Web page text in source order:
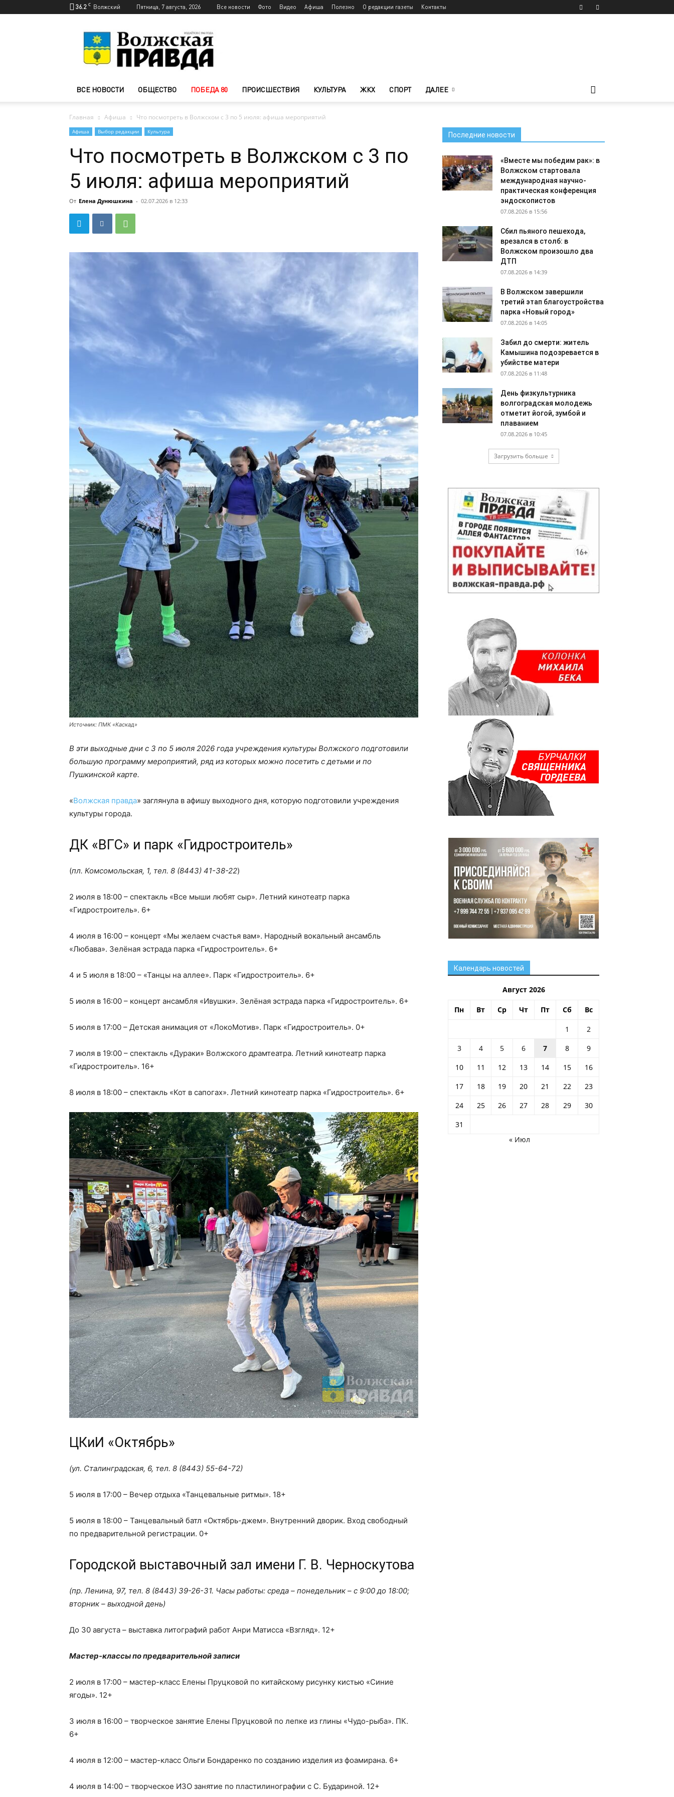
36.2 C Волжский Пятница, 7 августа, 2026 Все новости Фото Видео Афиша Полезно О редакции газеты Контакты
Волжского
—
Волжская
ВСЕ НОВОСТИ ОБЩЕСТВО ПОБЕДА 80 ПРОИСШЕСТВИЯ КУЛЬТУРА ЖКХ СПОРТ ДАЛЕЕ
Главная Афиша Что посмотреть в Волжском с 3 по 5 июля: афиша мероприятий
Афиша Выбор редакции Культура
Что посмотреть в Волжском с 3 по
5 июля: афиша мероприятий
От Елена Дунюшкина - 02.07.2026 в 12:33
Источник: ПМК «Каскад»
В эти выходные дни с 3 по 5 июля 2026 года учреждения культуры Волжского подготовили
большую программу мероприятий, ряд из которых можно посетить с детьми и по
Пушкинской карте.
«Волжская правда» заглянула в афишу выходного дня, которую подготовили учреждения
культуры города.
ДК «ВГС» и парк «Гидростроитель»
(пл. Комсомольская, 1, тел. 8 (8443) 41-38-22)
2 июля в 18:00 – спектакль «Все мыши любят сыр». Летний кинотеатр парка
«Гидростроитель». 6+
4 июля в 16:00 – концерт «Мы желаем счастья вам». Народный вокальный ансамбль
«Любава». Зелёная эстрада парка «Гидростроитель». 6+
4 и 5 июля в 18:00 – «Танцы на аллее». Парк «Гидростроитель». 6+
5 июля в 16:00 – концерт ансамбля «Ивушки». Зелёная эстрада парка «Гидростроитель». 6+
5 июля в 17:00 – Детская анимация от «ЛокоМотив». Парк «Гидростроитель». 0+
7 июля в 19:00 – спектакль «Дураки» Волжского драмтеатра. Летний кинотеатр парка
«Гидростроитель». 16+
8 июля в 18:00 – спектакль «Кот в сапогах». Летний кинотеатр парка «Гидростроитель». 6+
ЦКиИ «Октябрь»
(ул. Сталинградская, 6, тел. 8 (8443) 55-64-72)
5 июля в 17:00 – Вечер отдыха «Танцевальные ритмы». 18+
5 июля в 18:00 – Танцевальный батл «Октябрь-джем». Внутренний дворик. Вход свободный
по предварительной регистрации. 0+
Городской выставочный зал имени Г. В. Черноскутова
(пр. Ленина, 97, тел. 8 (8443) 39-26-31. Часы работы: среда – понедельник – с 9:00 до 18:00;
вторник – выходной день)
До 30 августа – выставка литографий работ Анри Матисса «Взгляд». 12+
Мастер-классы по предварительной записи
2 июля в 17:00 – мастер-класс Елены Пруцковой по китайскому рисунку кистью «Синие
ягоды». 12+
3 июля в 16:00 – творческое занятие Елены Пруцковой по лепке из глины «Чудо-рыба». ПК.
6+
4 июля в 12:00 – мастер-класс Ольги Бондаренко по созданию изделия из фоамирана. 6+
4 июля в 14:00 – творческое ИЗО занятие по пластилинографии с С. Будариной. 12+
Последние новости
«Вместе мы победим рак»: в
Волжском стартовала
международная научно-
практическая конференция
эндоскопистов
07.08.2026 в 15:56
Сбил пьяного пешехода,
врезался в столб: в
Волжском произошло два
ДТП
07.08.2026 в 14:39
В Волжском завершили
третий этап благоустройства
парка «Новый город»
07.08.2026 в 14:05
Забил до смерти: житель
Камышина подозревается в
убийстве матери
07.08.2026 в 11:48
День физкультурника
волгоградская молодежь
отметит йогой, зумбой и
плаванием
07.08.2026 в 10:45
Загрузить больше
Календарь новостей
Август 2026
Пн Вт Ср Чт Пт Сб Вс
1
2
3
4 5 6 7 8
9
10
11 12 13 14 15
16
17
18 19 20 21 22
23
24
25 26 27 28 29
30
31
« Июл